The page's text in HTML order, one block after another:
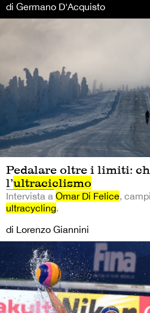
di Germano D'Acquisto
Pedalare oltre i limiti:
l’ultraciclismo
Intervista a Omar Di Felice,
ultracycling.
di Lorenzo Giannini